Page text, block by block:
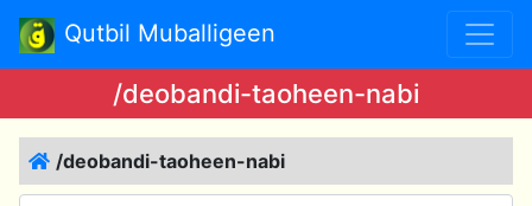
Qutbil Muballigeen
/deobandi-taoheen-nabi
/deobandi-taoheen-nabi